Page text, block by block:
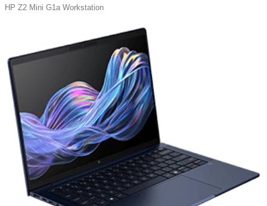
HP Z2 Mini G1a Workstation